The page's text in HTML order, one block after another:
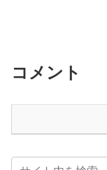
コメント